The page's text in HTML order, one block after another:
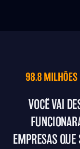
98.8 MILHÕES
VOCÊ VAI
EMPRESAS